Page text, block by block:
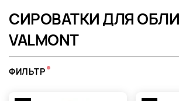
СИРОВАТКИ ДЛЯ
VALMONT
ФИЛЬТР